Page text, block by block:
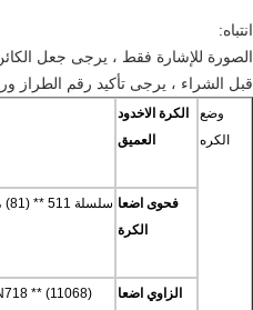
انتباه:
الصورة للإشارة فقط ، يرجى جعل الكائن
قبل الشراء ، يرجى تأكيد رقم الطراز
وضع
الكره
الكرة الاخدود
العميق
فحوى اضعا
الكرة
الزاوي اضعا